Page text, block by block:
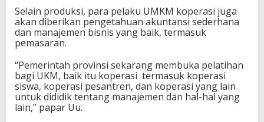
Selain produksi, para pelaku UMKM koperasi juga
akan diberikan pengetahuan akuntansi sederhana
dan manajemen bisnis yang baik, termasuk
pemasaran.
“Pemerintah provinsi sekarang membuka pelatihan
bagi UKM, baik itu koperasi termasuk koperasi
siswa, koperasi pesantren, dan koperasi yang lain
untuk dididik tentang manajemen dan hal-hal yang
lain,” papar Uu.